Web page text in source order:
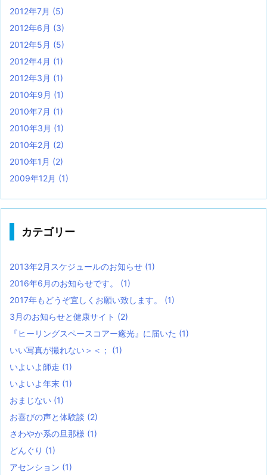
2012年7月 (5)
2012年6月 (3)
2012年5月 (5)
2012年4月 (1)
2012年3月 (1)
2010年9月 (1)
2010年7月 (1)
2010年3月 (1)
2010年2月 (2)
2010年1月 (2)
2009年12月 (1)
カテゴリー
2013年2月スケジュールのお知らせ (1)
2016年6月のお知らせです。 (1)
2017年もどうぞ宜しくお願い致します。 (1)
3月のお知らせと健康サイト (2)
『ヒーリングスペースコアー癒光』に届いた (1)
いい写真が撮れない＞＜； (1)
いよいよ師走 (1)
いよいよ年末 (1)
おまじない (1)
お喜びの声と体験談 (2)
さわやか系の旦那様 (1)
どんぐり (1)
アセンション (1)